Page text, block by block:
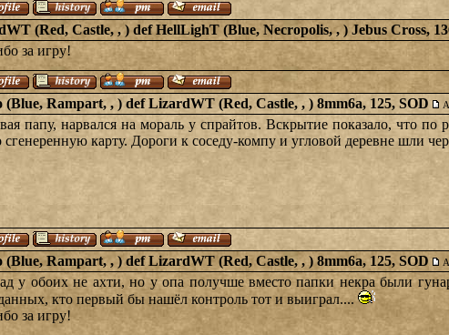
(Red, Castle, , ) def HellLighT (Blue, Necropolis, , ) Jebus Cross,
за игру!
(Blue, Rampart, , ) def LizardWT (Red, Castle, , ) 8mm6a, 125, SOD
папу, нарвался на мораль у спрайтов. Вскрытие показало, что
сгенеренную карту. Дороги к соседу-компу и угловой деревне шли
(Blue, Rampart, , ) def LizardWT (Red, Castle, , ) 8mm6a, 125, SOD
у обоих не ахти, но у опа получше вместо папки некра были
кто первый бы нашёл контроль тот и выиграл....
за игру!